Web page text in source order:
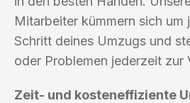
Mitarbeiter kümmern sich um
Schritt deines Umzugs und
oder Problemen jederzeit zur
Zeit- und kosteneffiziente